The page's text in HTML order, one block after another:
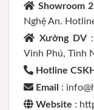
Showroom 2
Nghệ An.
Xưởng DV
Vinh Phú, Tỉnh
Hotline CSKH
Email :
Website :